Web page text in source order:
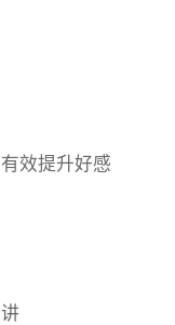
效提升好感